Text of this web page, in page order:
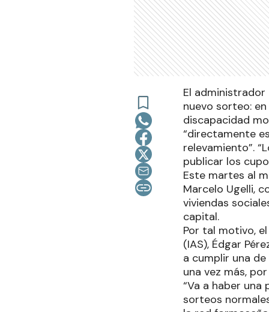
El administrador
nuevo sorteo:
discapacidad
“directamente
relevamiento”.
publicar los
Este martes al
Marcelo Ugelli,
viviendas
capital.
Por tal motivo,
(IAS), Édgar
a cumplir una
una vez más,
“Va a haber
sorteos